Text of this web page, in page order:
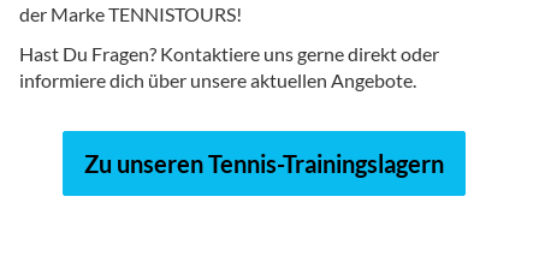
der Marke TENNISTOURS!
Hast Du Fragen? Kontaktiere uns gerne direkt oder
informiere dich über unsere aktuellen Angebote.
Zu unseren Tennis-Trainingslagern